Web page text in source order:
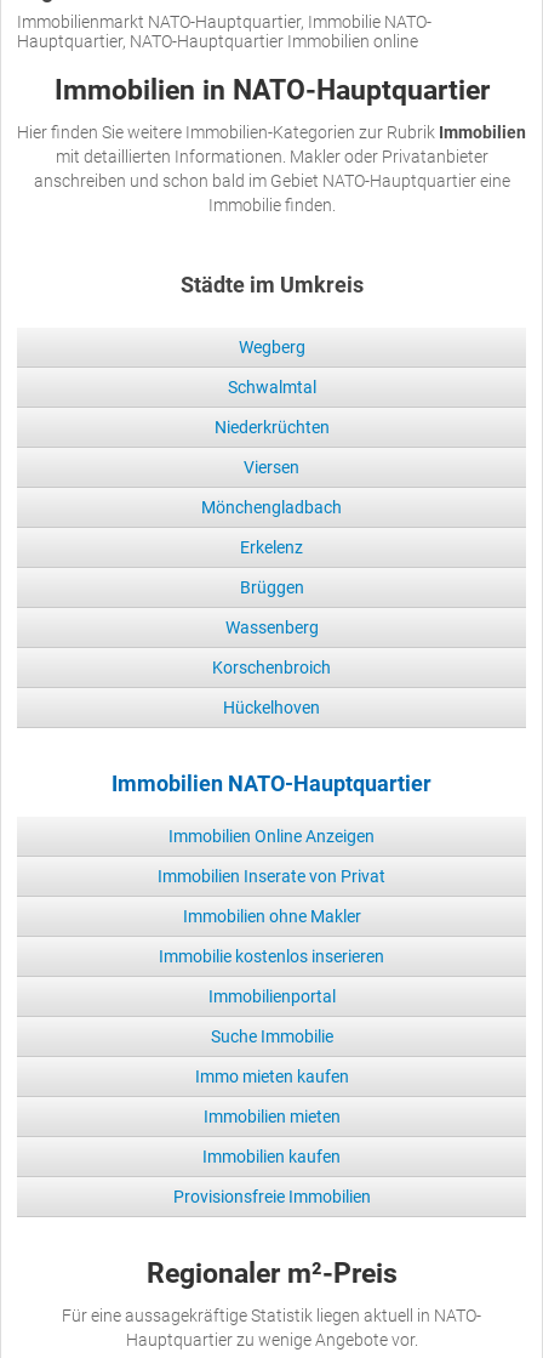
Immobilienmarkt NATO-Hauptquartier, Immobilie NATO-
Hauptquartier, NATO-Hauptquartier Immobilien online
Immobilien in NATO-Hauptquartier
Hier finden Sie weitere Immobilien-Kategorien zur Rubrik Immobilien
mit detaillierten Informationen. Makler oder Privatanbieter
anschreiben und schon bald im Gebiet NATO-Hauptquartier eine
Immobilie finden.
Städte im Umkreis
Wegberg
Schwalmtal
Niederkrüchten
Viersen
Mönchengladbach
Erkelenz
Brüggen
Wassenberg
Korschenbroich
Hückelhoven
Immobilien NATO-Hauptquartier
Immobilien Online Anzeigen
Immobilien Inserate von Privat
Immobilien ohne Makler
Immobilie kostenlos inserieren
Immobilienportal
Suche Immobilie
Immo mieten kaufen
Immobilien mieten
Immobilien kaufen
Provisionsfreie Immobilien
Regionaler m²-Preis
Für eine aussagekräftige Statistik liegen aktuell in NATO-
Hauptquartier zu wenige Angebote vor.